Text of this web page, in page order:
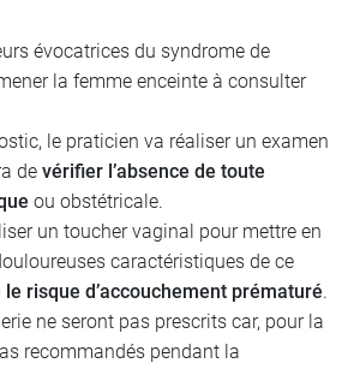
évocatrices du syndrome de
la femme enceinte à consulter
le praticien va réaliser un examen
de vérifier l’absence de toute
ou obstétricale.
un toucher vaginal pour mettre en
caractéristiques de ce
risque d’accouchement prématuré.
ne seront pas prescrits car, pour la
recommandés pendant la